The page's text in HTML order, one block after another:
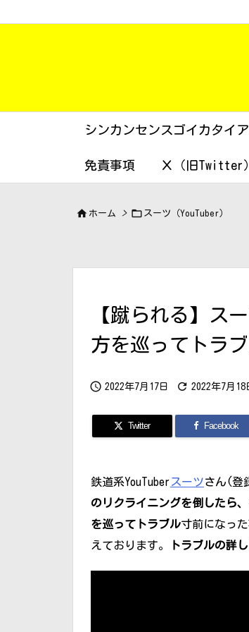
シンカンセンスゴイカタイ
免責事項 Ｘ（旧Twitter）
 ホーム >  スーツ（YouTuber）
【蹴られる】ス
方を巡ってトラ
 2022年7月17日  2022年7月18
Twitter Facebook
鉄道系YouTuberスーツさん(登
のリクライニングを倒したら
を巡ってトラブル寸前になっ
えております。
トラブルの詳